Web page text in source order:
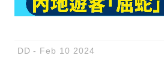
DD Feb 10 2024